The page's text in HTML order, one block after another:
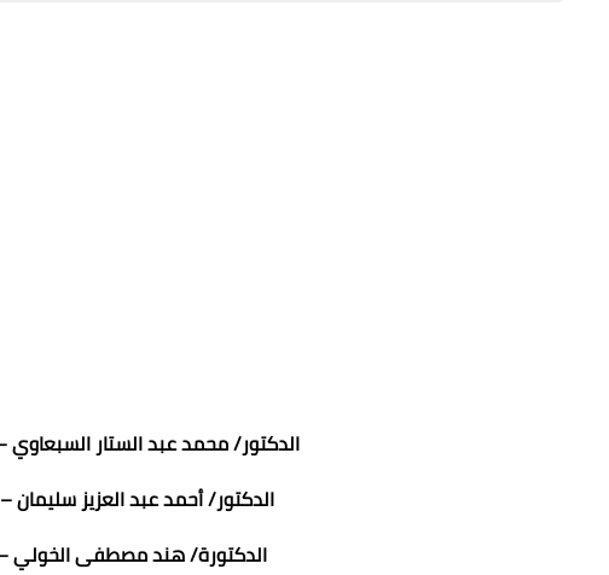
الدكتور/ محمد عبد الستار
الدكتور/ أحمد عبد العزيز
الدكتورة/ هند مصطفى الخولي –